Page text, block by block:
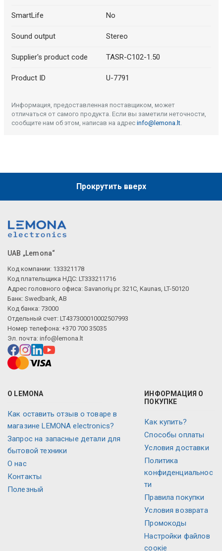
SmartLife No
Sound output Stereo
Supplier's product code TASR-C102-1.50
Product ID U-7791
Информация, предоставленная поставщиком, может
отличаться от самого продукта. Если вы заметили неточности,
сообщите нам об этом, написав на адрес info@lemona.lt.
Прокрутить вверх
UAB „Lemona“
Код компании: 133321178
Код плательщика НДС: LT333211716
Адрес головного офиса: Savanorių pr. 321C, Kaunas, LT-50120
Банк: Swedbank, AB
Код банка: 73000
Отдельный счет: LT437300010002507993
Номер телефона: +370 700 35035
Эл. почта: info@lemona.lt
О LEMONA
Как оставить отзыв о товаре в
магазине LEMONA electronics?
Запрос на запасные детали для
бытовой техники
O нас
Контакты
Полезный
ИНФОРМАЦИЯ О
ПОКУПКЕ
Как купить?
Способы оплаты
Условия доставки
Политика
конфиденциальнос
ти
Правила покупки
Условия возврата
Промокоды
Настройки файлов
соокіе